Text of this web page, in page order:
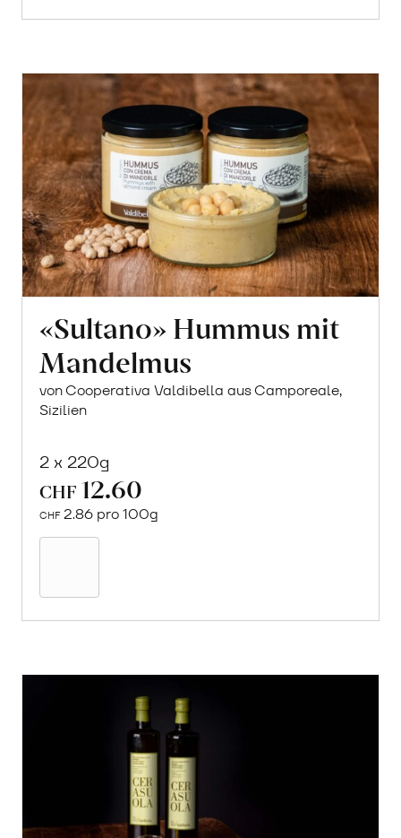
«Sultano» Hummus mit
Mandelmus
von Cooperativa Valdibella aus Camporeale,
Sizilien
2 x 220g
CHF 12.60
CHF 2.86 pro 100g